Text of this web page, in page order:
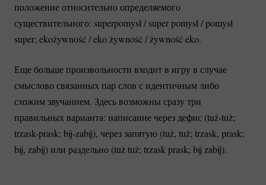
положение относительно определяемого
существительного: superpomysł / super pomysł / pomysł
super; ekożywność / eko żywność / żywność eko.
Еще больше произвольности входит в игру в случае
смыслово связанных пар слов с идентичным либо
схожим звучанием. Здесь возможны сразу три
правильных варианта: написание через дефис (tuż-tuż;
trzask-prask; bij-zabij), через запятую (tuż, tuż; trzask, prask;
bij, zabij) или раздельно (tuż tuż; trzask prask; bij zabij).